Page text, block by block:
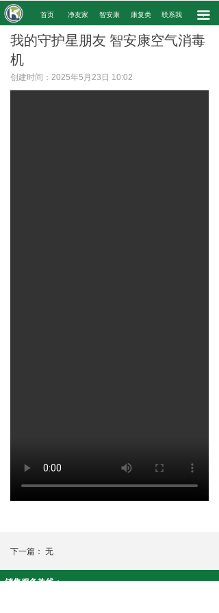
끀
. 首页 净友家 智安康 康复类 联系我 .
我的守护星朋友 智安康空气消毒
机
创建时间： 2025年5月23日 10:02
下一篇： 无
销售服务热线：